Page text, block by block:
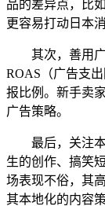
品的差异点，比
更容易打动日本消
其次，善用
ROAS（广告支
报比例。新手卖
广告策略。
最后，关注
生的创作、搞笑
场表现不俗，其
其本地化的内容策